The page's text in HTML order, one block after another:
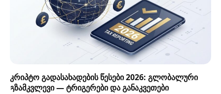
კრიპტო გადასახადების წესები 2026: გლობალური
გზამკვლევი — ტრიგერები და განაკვეთები